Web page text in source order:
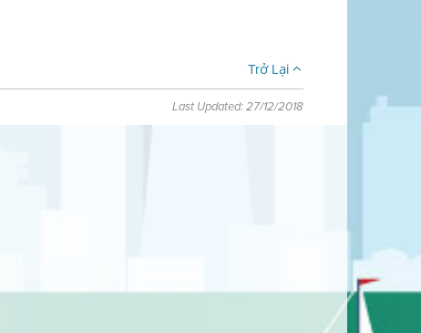
Trở Lại
Last Updated: 27/12/2018